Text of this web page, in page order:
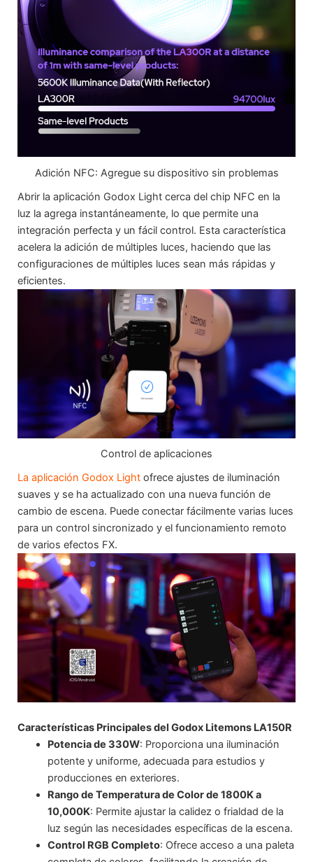
Adición NFC: Agregue su dispositivo sin problemas
Abrir la aplicación Godox Light cerca del chip NFC en la
luz la agrega instantáneamente, lo que permite una
integración perfecta y un fácil control. Esta característica
acelera la adición de múltiples luces, haciendo que las
configuraciones de múltiples luces sean más rápidas y
eficientes.
Control de aplicaciones
La aplicación Godox Lightofrece ajustes de iluminación
suaves y se ha actualizado con una nueva función de
cambio de escena. Puede conectar fácilmente varias luces
para un control sincronizado y el funcionamiento remoto
de varios efectos FX.
Características Principales del Godox Litemons LA150R
Potencia de 330W: Proporciona una iluminación
potente y uniforme, adecuada para estudios y
producciones en exteriores.
Rango de Temperatura de Color de 1800K a
10,000K: Permite ajustar la calidez o frialdad de la
luz según las necesidades específicas de la escena.
Control RGB Completo: Ofrece acceso a una paleta